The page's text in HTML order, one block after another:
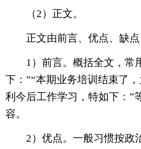
（2）正文。
正文由前言、优点、缺
1）前言。概括全文，常
下：”“本期业务培训结束了
利今后工作学习，特如下：”
容。
2）优点。一般习惯按政